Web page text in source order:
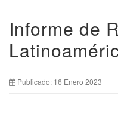
Informe de
Publicado: 16 Enero 2023